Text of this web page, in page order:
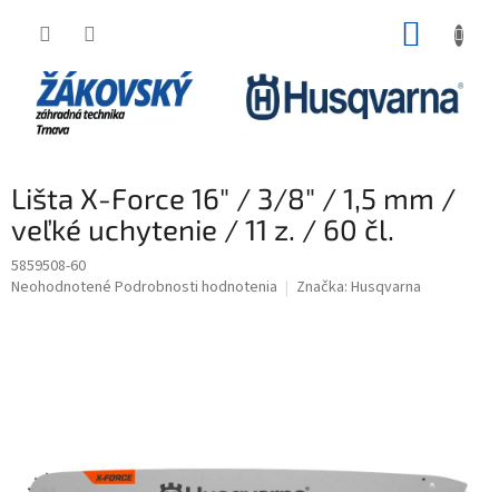
Lišta X-Force 16" / 3/8" / 1,5 mm /
veľké uchytenie / 11 z. / 60 čl.
5859508-60
Priemerné hodnotenie produktu je 0,0 z 5 hviezdičiek.
Neohodnotené Podrobnosti hodnotenia Značka: Husqvarna